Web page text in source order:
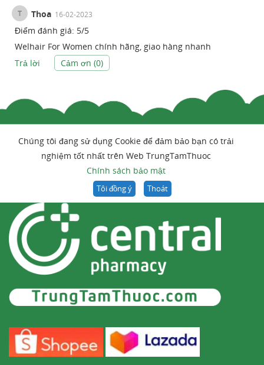
T Thoa 16-02-2023
Điểm đánh giá: 5/5
Welhair For Women chính hãng, giao hàng nhanh
Trả lời
Cảm ơn (0)
Chúng tôi đang sử dụng Cookie để đảm bảo bạn có trải
nghiệm tốt nhất trên Web TrungTamThuoc
Chính sách bảo mật
Tôi đồng ý Thoát